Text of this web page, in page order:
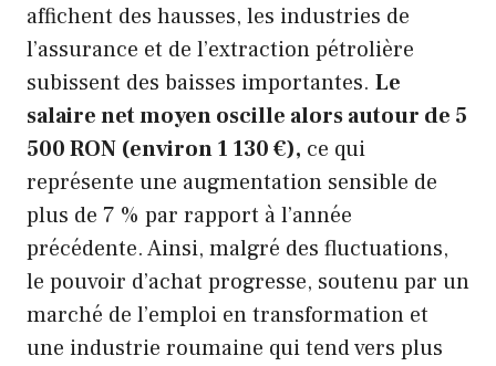
affichent des hausses, les industries de
l’assurance et de l’extraction pétrolière
subissent des baisses importantes. Le
salaire net moyen oscille alors autour de 5
500 RON (environ 1 130 €), ce qui
représente une augmentation sensible de
plus de 7 % par rapport à l’année
précédente. Ainsi, malgré des fluctuations,
le pouvoir d’achat progresse, soutenu par un
marché de l’emploi en transformation et
une industrie roumaine qui tend vers plus